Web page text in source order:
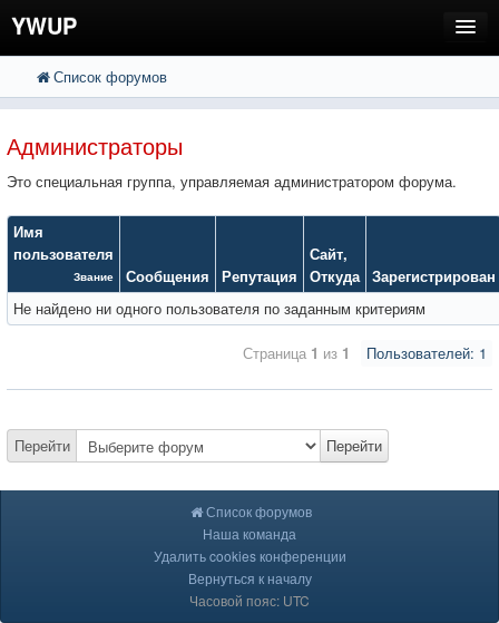
YWUP
FAQ
Регистрация
Вход
Список форумов
Администраторы
Это специальная группа, управляемая администратором форума.
Имя
пользователя
Звание Сообщения Репутация
Сайт,
Откуда Зарегистрирован
Не найдено ни одного пользователя по заданным критериям
Пользователей: 1
Страница 1 из 1
Перейти Перейти
Список форумов
Наша команда
Удалить cookies конференции
Вернуться к началу
Часовой пояс: UTC